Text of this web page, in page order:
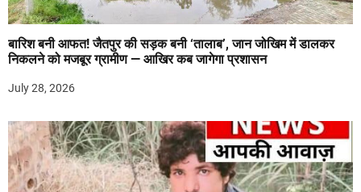
बारिश बनी आफत! जैतपुर की सड़क बनी ‘तालाब’, जान जोखिम में डालकर
निकलने को मजबूर ग्रामीण — आखिर कब जागेगा प्रशासन
July 28, 2026